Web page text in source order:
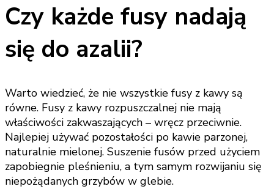
Czy każde fusy nadają
się do azalii?
Warto wiedzieć, że nie wszystkie fusy z kawy są
równe. Fusy z kawy rozpuszczalnej nie mają
właściwości zakwaszających – wręcz przeciwnie.
Najlepiej używać pozostałości po kawie parzonej,
naturalnie mielonej. Suszenie fusów przed użyciem
zapobiegnie pleśnieniu, a tym samym rozwijaniu się
niepożądanych grzybów w glebie.